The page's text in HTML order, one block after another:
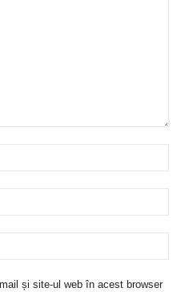
și site-ul web în acest browser